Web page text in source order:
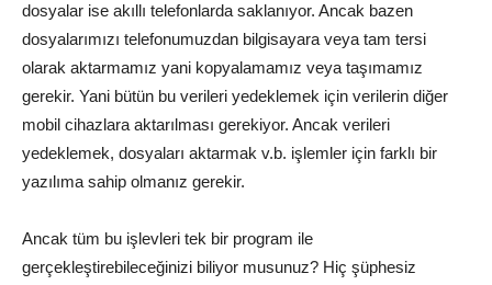
dosyalar ise akıllı telefonlarda saklanıyor. Ancak bazen
dosyalarımızı telefonumuzdan bilgisayara veya tam tersi
olarak aktarmamız yani kopyalamamız veya taşımamız
gerekir. Yani bütün bu verileri yedeklemek için verilerin diğer
mobil cihazlara aktarılması gerekiyor. Ancak verileri
yedeklemek, dosyaları aktarmak v.b. işlemler için farklı bir
yazılıma sahip olmanız gerekir.
Ancak tüm bu işlevleri tek bir program ile
gerçekleştirebileceğinizi biliyor musunuz? Hiç şüphesiz